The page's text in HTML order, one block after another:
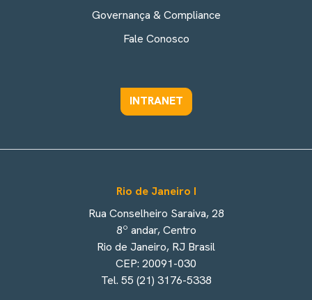
Governança & Compliance
Fale Conosco
INTRANET
Rio de Janeiro I
Rua Conselheiro Saraiva, 28
8º andar, Centro
Rio de Janeiro, RJ Brasil
CEP: 20091-030
Tel. 55 (21) 3176-5338